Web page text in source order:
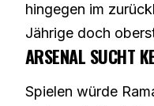
hingegen im
Jährige doch
ARSENAL SUCHT
Spielen würde